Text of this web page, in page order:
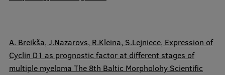
A. Breikša, J.Nazarovs, R.Kleina, S.Lejniece, Expression of
Cyclin D1 as prognostic factor at different stages of
multiple myeloma The 8th Baltic Morpholohy Scientific